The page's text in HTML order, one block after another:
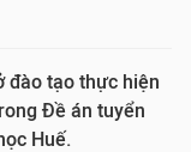
đào tạo thực hiện
Đề án tuyển
Huế.